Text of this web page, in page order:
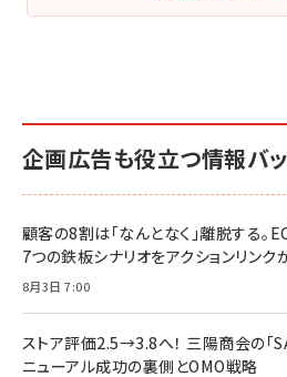
企画広告も役立つ情報バッ
顧客の8割は「なんとなく」離脱する。
7つの鉄板シナリオをアクションリンク
8月3日 7:00
ストア評価2.5→3.8へ！ 三陽商会の「
ニューアル成功の裏側とOMO戦略